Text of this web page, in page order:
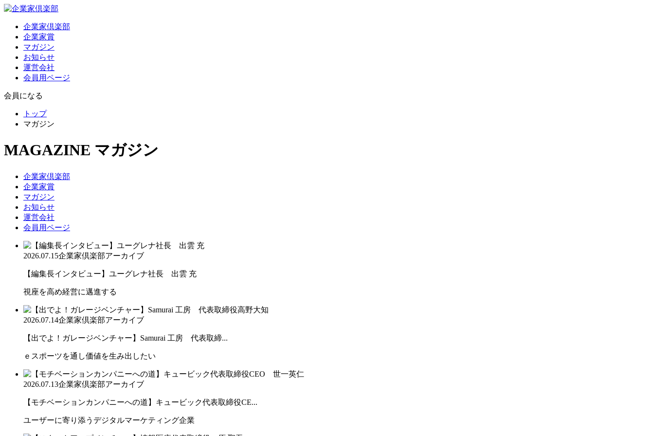
企業家倶楽部
企業家賞
マガジン
お知らせ
運営会社
会員用ページ
会員になる
トップ
マガジン
MAGAZINE マガジン
企業家倶楽部
企業家賞
マガジン
お知らせ
運営会社
会員用ページ
2026.07.15企業家倶楽部アーカイブ
【編集長インタビュー】ユーグレナ社長 出雲 充
視座を高め経営に邁進する
2026.07.14企業家倶楽部アーカイブ
【出でよ！ガレージベンチャー】Samurai 工房 代表取締...
ｅスポーツを通し価値を生み出したい
2026.07.13企業家倶楽部アーカイブ
【モチベーションカンパニーへの道】キュービック代表取締役CE...
ユーザーに寄り添うデジタルマーケティング企業